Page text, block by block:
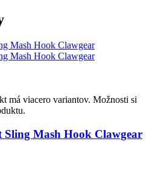
má viacero variantov. Možnosti si
Mash Hook Clawgear